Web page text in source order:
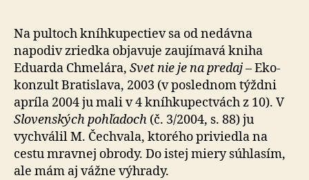
Chmelár:
Svet
nie
je
na
predaj
Na pultoch kníhkupectiev sa od nedávna
napodiv zriedka objavuje zaujímavá kniha
Eduarda Chmelára, Svet nie je na predaj– Eko-
konzult Bratislava, 2003 (v poslednom týždni
apríla 2004 ju mali v 4 kníhkupectvách z 10). V
Slo­ven­ských pohľadoch (č. 3/2004, s. 88) ju
vychválil M. Čech­va­la, ktorého priviedla na
cestu mravnej obrody. Do istej miery súhlasím,
ale mám aj vážne výhrady.